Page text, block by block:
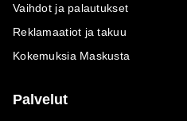
Vaihdot ja palautukset
Reklamaatiot ja takuu
Kokemuksia Maskusta
Palvelut